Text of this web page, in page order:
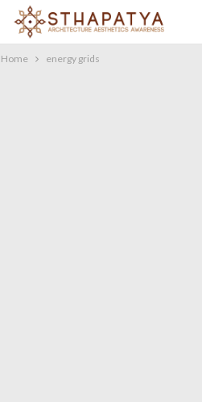
Home energy grids